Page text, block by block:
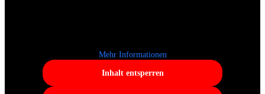
Mehr Informationen
Inhalt entsperren